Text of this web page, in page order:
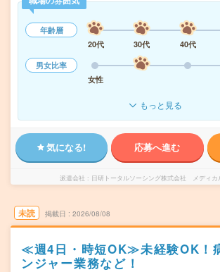
年齢層
20代
30代 40代
男女比率
女性
もっと見る
気になる! 応募へ進む
派遣会社 日研トータルソーシング株式会社 メディカ
未読 掲載日 2026/08/08
≪週4日・時短OK≫未経験OK！
ンジャー業務など！